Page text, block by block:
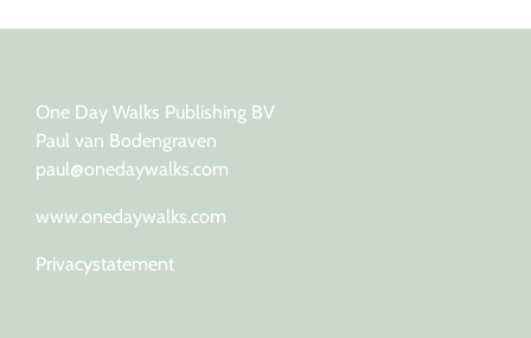
west-
One Day Walks Publishing BV
Paul van Bodengraven
paul@onedaywalks.com
www.onedaywalks.com
Privacystatement